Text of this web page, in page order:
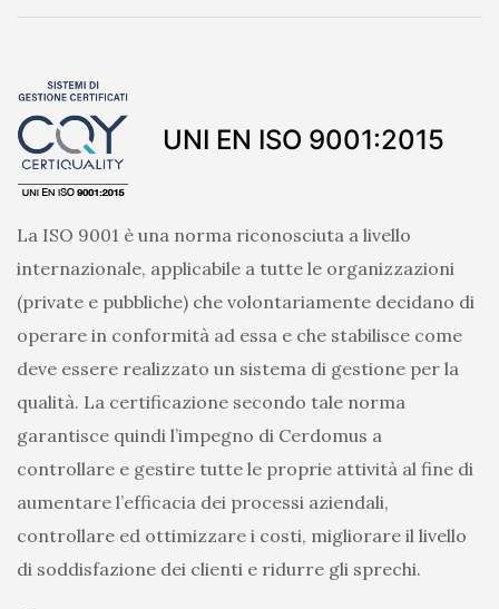
UNI EN ISO 9001:2015
La ISO 9001 è una norma riconosciuta a livello
internazionale, applicabile a tutte le organizzazioni
(private e pubbliche) che volontariamente decidano di
operare in conformità ad essa e che stabilisce come
deve essere realizzato un sistema di gestione per la
qualità. La certificazione secondo tale norma
garantisce quindi l’impegno di Cerdomus a
controllare e gestire tutte le proprie attività al fine di
aumentare l’efficacia dei processi aziendali,
controllare ed ottimizzare i costi, migliorare il livello
di soddisfazione dei clienti e ridurre gli sprechi.